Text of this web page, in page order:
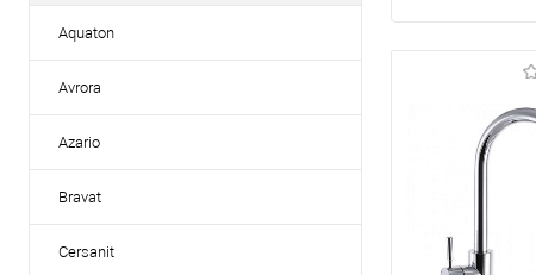
Aquaton
Avrora
Azario
Bravat
Cersanit